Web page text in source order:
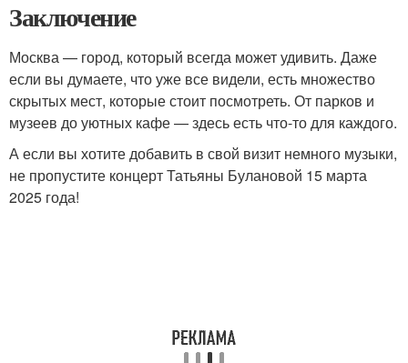
Заключение
Москва — город, который всегда может удивить. Даже
если вы думаете, что уже все видели, есть множество
скрытых мест, которые стоит посмотреть. От парков и
музеев до уютных кафе — здесь есть что-то для каждого.
А если вы хотите добавить в свой визит немного музыки,
не пропустите концерт Татьяны Булановой 15 марта
2025 года!